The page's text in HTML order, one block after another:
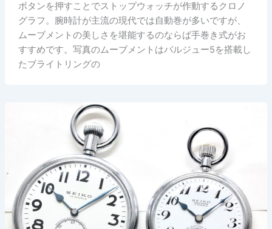
ボタンを押すことでストップウォッチが作動するクロノ
グラフ。腕時計が主流の現代では自動巻が多いですが、
ムーブメントの美しさを堪能するのならば手巻き式がお
すすめです。写真のムーブメントはバルジュー5を搭載し
たブライトリングの